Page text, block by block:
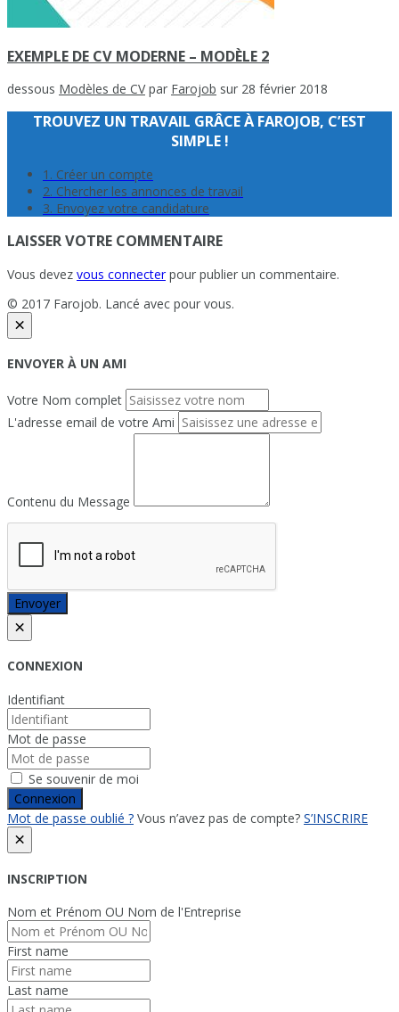
EXEMPLE DE CV MODERNE – MODÈLE 2
dessous Modèles de CVpar Farojob sur 28 février 2018
TROUVEZ UN TRAVAIL GRÂCE À FAROJOB, C’EST
SIMPLE !
1. Créer un compte
2. Chercher les annonces de travail
3. Envoyez votre candidature
LAISSER VOTRE COMMENTAIRE
Vous devez vous connecterpour publier un commentaire.
© 2017 Farojob. Lancé avec pour vous.
×
ENVOYER À UN AMI
Votre Nom complet
L'adresse email de votre Ami
Contenu du Message
Envoyer
×
CONNEXION
Identifiant
Mot de passe
Se souvenir de moi
Connexion
Mot de passe oublié ? Vous n’avez pas de compte? S’INSCRIRE
×
INSCRIPTION
Nom et Prénom OU Nom de l'Entreprise
First name
Last name